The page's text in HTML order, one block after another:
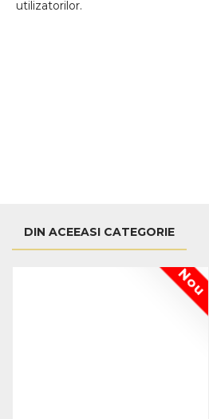
utilizatorilor.
DIN ACEEASI CATEGORIE
Nou